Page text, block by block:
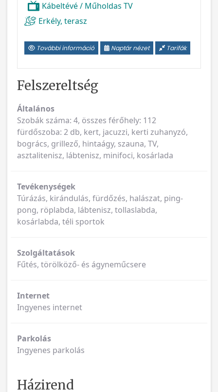
Kábeltévé / Műholdas TV
Erkély, terasz
További információ Naptár nézet Tarifák
Felszereltség
Általános
Szobák száma: 4, összes férőhely: 112
fürdőszoba: 2 db, kert, jacuzzi, kerti zuhanyzó,
bogrács, grillező, hintaágy, szauna, TV,
asztalitenisz, lábtenisz, minifoci, kosárlada
Tevékenységek
Túrázás, kirándulás, fürdőzés, halászat, ping-
pong, röplabda, lábtenisz, tollaslabda,
kosárlabda, téli sportok
Szolgáltatások
Fűtés, törölköző- és ágyneműcsere
Internet
Ingyenes internet
Parkolás
Ingyenes parkolás
Házirend